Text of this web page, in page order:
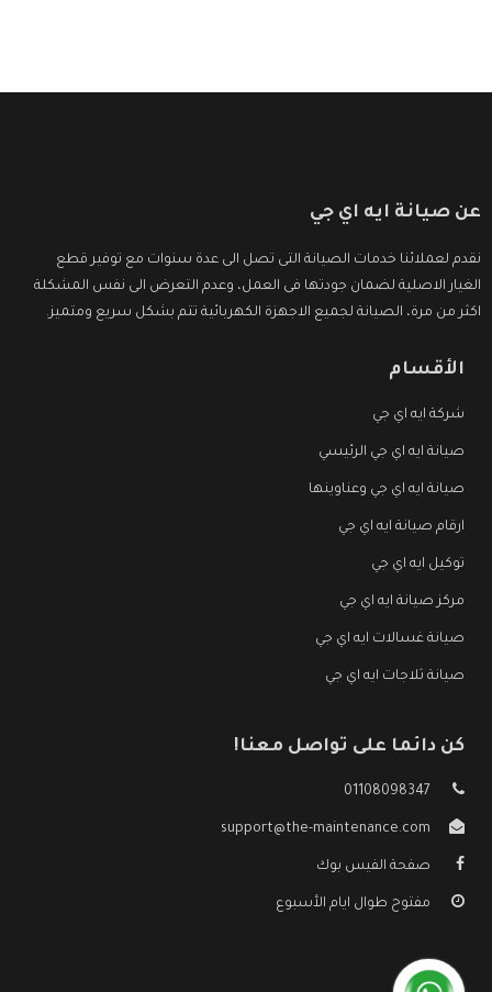
عن صيانة ايه اي جي
نقدم لعملائنا خدمات الصيانة التى تصل الى عدة سنوات مع توفير قطع
الغيار الاصلية لضمان جودتها فى العمل، وعدم التعرض الى نفس المشكلة
اكثر من مرة، الصيانة لجميع الاجهزة الكهربائية تتم بشكل سريع ومتميز.
الأقسام
شركة ايه اي جي
صيانة ايه اي جي الرئيسي
صيانة ايه اي جي وعناوينها
ارقام صيانة ايه اي جي
توكيل ايه اي جي
مركز صيانة ايه اي جي
صيانة غسالات ايه اي جي
صيانة ثلاجات ايه اي جي
كن دائما على تواصل معنا!
01108098347
support@the-maintenance.com
صفحة الفيس بوك
مفتوح طوال ايام الأسبوع